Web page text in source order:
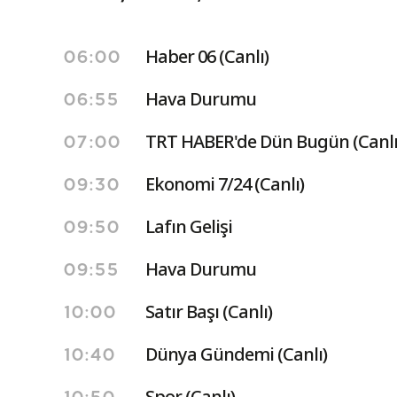
06:00 Haber 06 (Canlı)
06:55 Hava Durumu
07:00 TRT HABER'de Dün Bugün
09:30 Ekonomi 7/24 (Canlı)
09:50 Lafın Gelişi
09:55 Hava Durumu
10:00 Satır Başı (Canlı)
10:40 Dünya Gündemi (Canlı)